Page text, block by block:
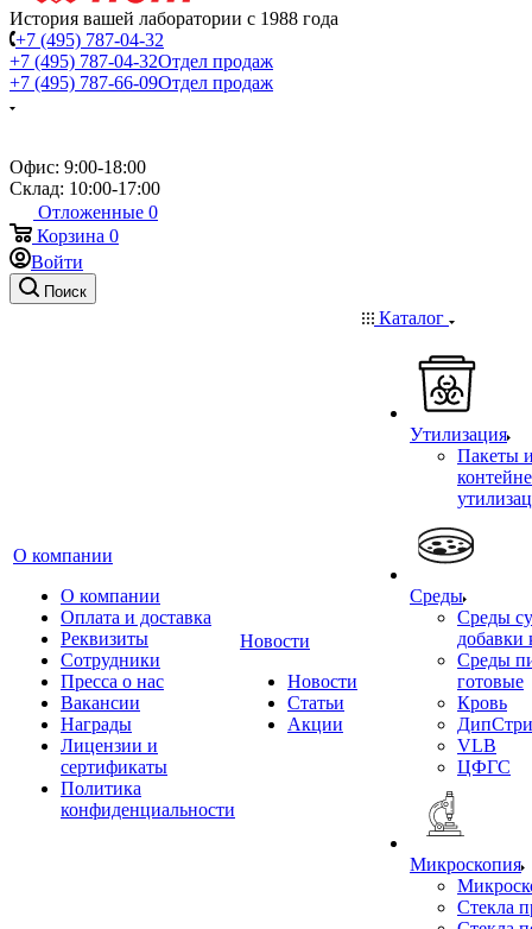
История вашей лаборатории с 1988 года
+7 (495) 787-04-32
+7 (495) 787-04-32Отдел продаж
+7 (495) 787-66-09Отдел продаж
Офис: 9:00-18:00
Склад: 10:00-17:00
Отложенные 0
Корзина 0
Войти
Поиск
О компании
О компании
Оплата и доставка
Реквизиты
Сотрудники
Пресса о нас
Вакансии
Награды
Лицензии и
сертификаты
Политика
конфиденциальности
Новости
Новости
Статьи
Акции
Каталог
Утилизация
Пакеты
Среды
Среды
добавки
Среды
готовые
Кровь
VLB
ЦФГС
Микроскопия
Стекла